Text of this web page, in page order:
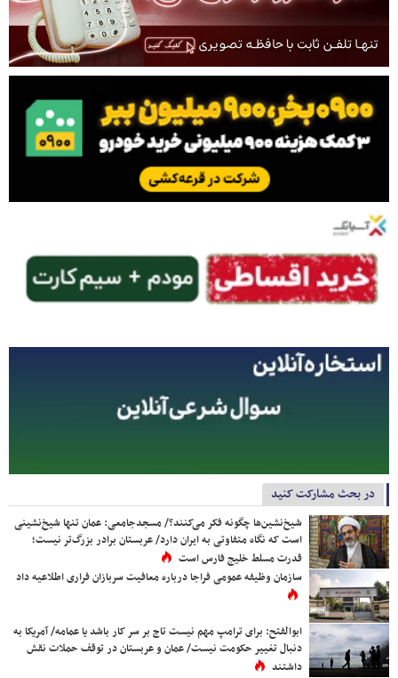
در بحث مشارکت کنید
شیخ‌نشین‌ها چگونه فکر می‌کنند؟/ مسجدجامعی: عمان تنها شیخ‌نشینی
است که نگاه متفاوتی به ایران دارد/ عربستان برادر بزرگ‌تر نیست؛
قدرت مسلط خلیج فارس است
سازمان وظیفه عمومی فراجا درباره معافیت سربازان فراری اطلاعیه داد
ابوالفتح: برای ترامپ مهم نیست تاج بر سر کار باشد یا عمامه/ آمریکا به
دنبال تغییر حکومت نیست/ عمان و عربستان در توقف حملات نقش
داشتند